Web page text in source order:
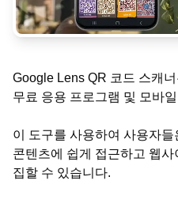
Google Lens QR 코드 스캐
무료 응용 프로그램 및 모바
이 도구를 사용하여 사용자
콘텐츠에 쉽게 접근하고 웹
집할 수 있습니다.